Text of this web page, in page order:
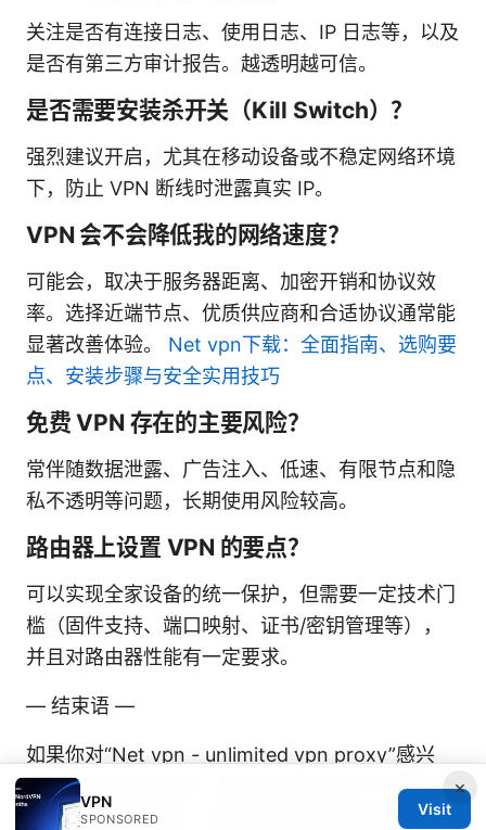
关注是否有连接日志、使用日志、IP 日志等，以及
是否有第三方审计报告。越透明越可信。
是否需要安装杀开关（Kill Switch）？
强烈建议开启，尤其在移动设备或不稳定网络环境
下，防止 VPN 断线时泄露真实 IP。
VPN 会不会降低我的网络速度？
可能会，取决于服务器距离、加密开销和协议效
率。选择近端节点、优质供应商和合适协议通常能
显著改善体验。 Net vpn下载：全面指南、选购要
点、安装步骤与安全实用技巧
免费 VPN 存在的主要风险？
常伴随数据泄露、广告注入、低速、有限节点和隐
私不透明等问题，长期使用风险较高。
路由器上设置 VPN 的要点？
可以实现全家设备的统一保护，但需要一定技术门
槛（固件支持、端口映射、证书/密钥管理等），
并且对路由器性能有一定要求。
— 结束语 —
如果你对“Net vpn - unlimited vpn proxy”感兴
趣，本文提供的对比、要点与操作建议可以帮助你
做出更明智的选择。记得在需要时利用文中提到的
×
VPN
SPONSORED
Visit